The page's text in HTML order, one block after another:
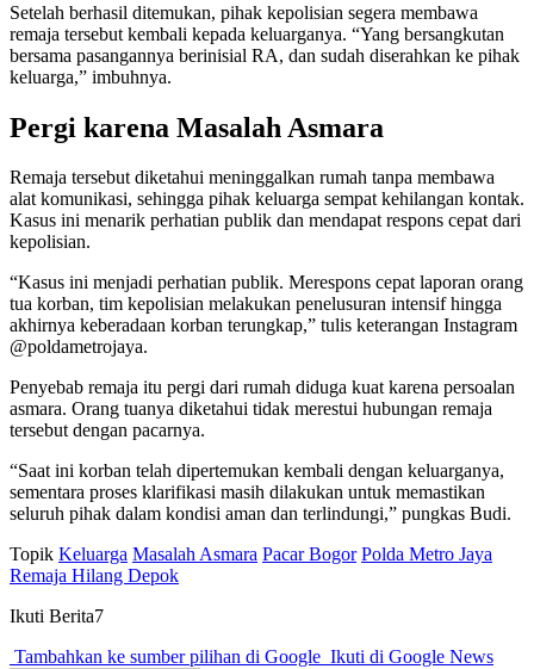
Setelah berhasil ditemukan, pihak kepolisian segera membawa
remaja tersebut kembali kepada keluarganya. “Yang bersangkutan
bersama pasangannya berinisial RA, dan sudah diserahkan ke pihak
keluarga,” imbuhnya.
Pergi karena Masalah Asmara
Remaja tersebut diketahui meninggalkan rumah tanpa membawa
alat komunikasi, sehingga pihak keluarga sempat kehilangan kontak.
Kasus ini menarik perhatian publik dan mendapat respons cepat dari
kepolisian.
“Kasus ini menjadi perhatian publik. Merespons cepat laporan orang
tua korban, tim kepolisian melakukan penelusuran intensif hingga
akhirnya keberadaan korban terungkap,” tulis keterangan Instagram
@poldametrojaya.
Penyebab remaja itu pergi dari rumah diduga kuat karena persoalan
asmara. Orang tuanya diketahui tidak merestui hubungan remaja
tersebut dengan pacarnya.
“Saat ini korban telah dipertemukan kembali dengan keluarganya,
sementara proses klarifikasi masih dilakukan untuk memastikan
seluruh pihak dalam kondisi aman dan terlindungi,” pungkas Budi.
Topik Keluarga Masalah Asmara Pacar Bogor Polda Metro Jaya
Remaja Hilang Depok
Ikuti Berita7
Tambahkan ke sumber pilihan di Google Ikuti di Google News